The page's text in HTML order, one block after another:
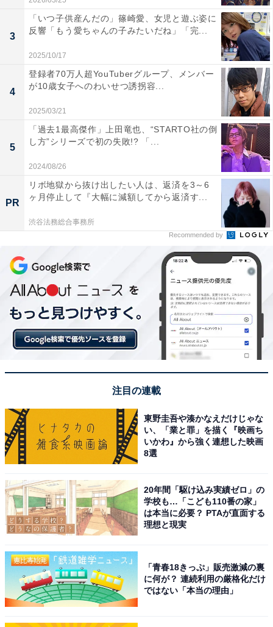
3
「いつ子供産んだの」篠崎愛、女児と遊ぶ姿に
反響「もう愛ちゃんの子みたいだね」「完...
2025/10/17
4
登録者70万人超YouTuberグループ、メンバー
が10歳女子へのわいせつ誘拐容...
2025/03/21
5
「過去1最高傑作」上田竜也、“STARTO社の倒
し方”シリーズで初の失敗!? 「...
2024/08/26
PR
リボ地獄から抜け出したい人は、返済を3～6
ヶ月停止して『大幅に減額してから返済す...
渋谷法務総合事務所
Recommended by
注目の連載
東野圭吾や湊かなえだけじゃな
い、「業と罪」を描く『映画ち
いかわ』から強く連想した映画
8選
20年間「駆け込み実績ゼロ」の
学校も…「こども110番の家」
は本当に必要？ PTAが直面する
理想と現実
「青春18きっぷ」販売激減の裏
に何が？ 連続利用の厳格化だけ
ではない「本当の理由」